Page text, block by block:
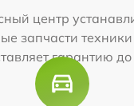
центр
запчасти
гарантию до